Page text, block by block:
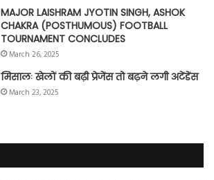
MAJOR LAISHRAM JYOTIN SINGH, ASHOK
CHAKRA (POSTHUMOUS) FOOTBALL
TOURNAMENT CONCLUDES
March 26, 2025
मिसालः खेलों की बढ़ी प्रेजेंस तो बढ़ने लगी अटेंडेंस
March 23, 2025